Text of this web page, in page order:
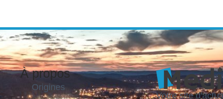
À propos
Origines
Votre site